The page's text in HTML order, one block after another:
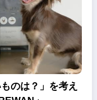
のは？」を考え